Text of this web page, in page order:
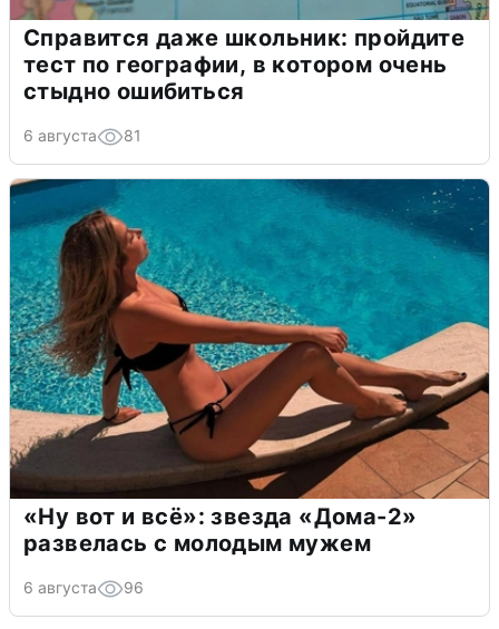
Справится даже школьник: пройдите
тест по географии, в котором очень
стыдно ошибиться
6 августа 81
«Ну вот и всё»: звезда «Дома-2»
развелась с молодым мужем
6 августа 96